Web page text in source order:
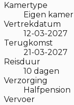
Kamertype
Eigen kamer
Vertrekdatum
12-03-2027
Terugkomst
21-03-2027
Reisduur
10 dagen
Verzorging
Halfpension
Vervoer